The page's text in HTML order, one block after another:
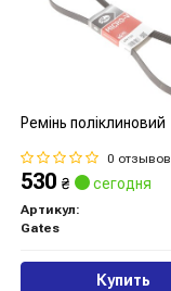
Ремінь поліклиновий
0 отзывов
530 ₴ сегодня
Артикул:
Gates
Купить